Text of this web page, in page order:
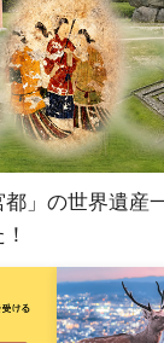
都」の世界遺産